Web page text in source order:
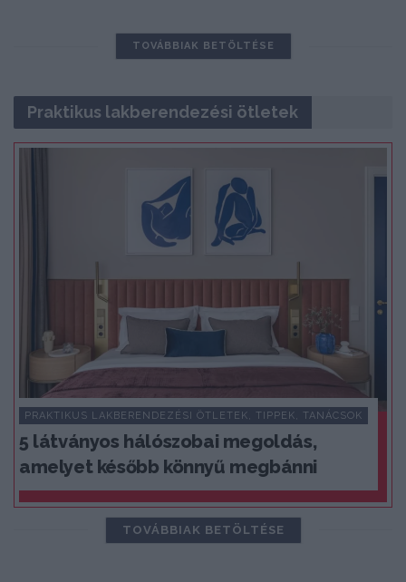
TOVÁBBIAK BETÖLTÉSE
Praktikus lakberendezési ötletek
PRAKTIKUS LAKBERENDEZÉSI ÖTLETEK, TIPPEK, TANÁCSOK
5 látványos hálószobai megoldás,
amelyet később könnyű megbánni
TOVÁBBIAK BETÖLTÉSE